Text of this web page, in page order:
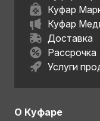
Куфар
Куфар
Доставка
Рассрочка
Услуги
О Куфаре